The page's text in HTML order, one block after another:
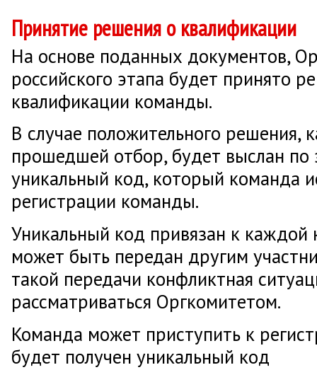
Принятие решения о квалификации
На основе поданных документов,
российского этапа будет принято
квалификации команды.
В случае положительного решения,
прошедшей отбор, будет выслан по
уникальный код, который команда
регистрации команды.
Уникальный код привязан к каждой
может быть передан другим
такой передачи конфликтная
рассматриваться Оргкомитетом.
Команда может приступить к
будет получен уникальный код